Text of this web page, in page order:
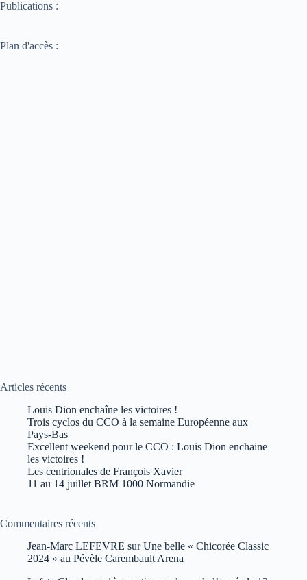
Publications :
Plan d'accès :
Articles récents
Louis Dion enchaîne les victoires !
Trois cyclos du CCO à la semaine Européenne aux
Pays-Bas
Excellent weekend pour le CCO : Louis Dion enchaine
les victoires !
Les centrionales de François Xavier
11 au 14 juillet BRM 1000 Normandie
Commentaires récents
Jean-Marc LEFEVRE surUne belle « Chicorée Classic
2024 » au Pévèle Carembault Arena